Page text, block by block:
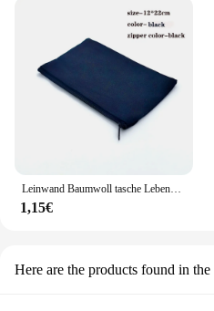
Leinwand Baumwoll tasche Lebensmittel handtasche faltbare Stoff Einkaufstasche tragbare Lagerung Organizer Einkaufstasche für Frau Stoff Organizer Tasche
1,15€
Here are the products found in the